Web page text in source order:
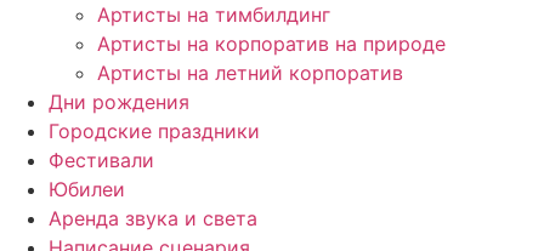
Артисты на тимбилдинг
Артисты на корпоратив на природе
Артисты на летний корпоратив
Дни рождения
Городские праздники
Фестивали
Юбилеи
Аренда звука и света